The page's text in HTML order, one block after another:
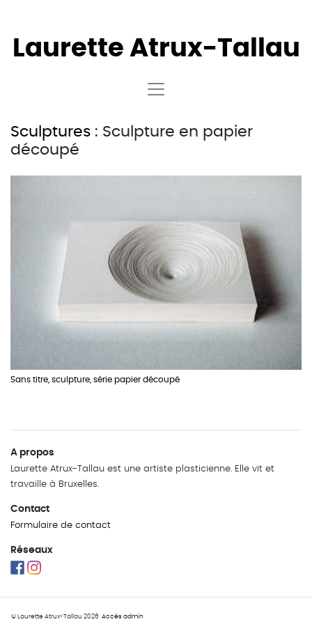
Laurette Atrux-Tallau
Sculptures : Sculpture en papier
découpé
Sans titre, sculpture, série papier découpé
A propos
Laurette Atrux-Tallau est une artiste plasticienne. Elle vit et
travaille à Bruxelles.
Contact
Formulaire de contact
Réseaux
© Laurette Atrux-Tallau 2026 Accès admin